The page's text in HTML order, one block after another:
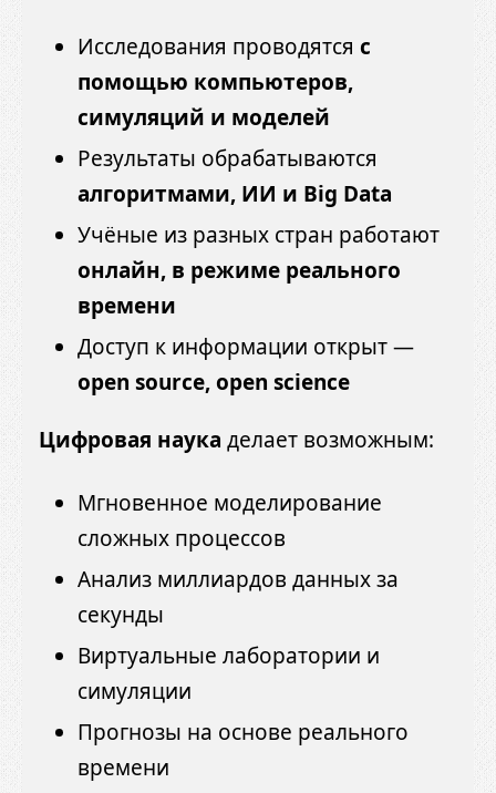
Исследования проводятся с
помощью компьютеров,
симуляций и моделей
Результаты обрабатываются
алгоритмами, ИИ и Big Data
Учёные из разных стран работают
онлайн, в режиме реального
времени
Доступ к информации открыт —
open source, open science
Цифровая наука делает возможным:
Мгновенное моделирование
сложных процессов
Анализ миллиардов данных за
секунды
Виртуальные лаборатории и
симуляции
Прогнозы на основе реального
времени